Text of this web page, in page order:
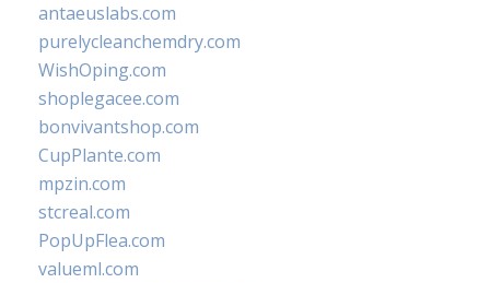
antaeuslabs.com
purelycleanchemdry.com
WishOping.com
shoplegacee.com
bonvivantshop.com
CupPlante.com
mpzin.com
stcreal.com
PopUpFlea.com
valueml.com